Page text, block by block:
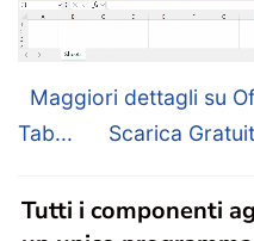
Maggiori dettagli su
Tab...
Scarica
Tutti i componenti